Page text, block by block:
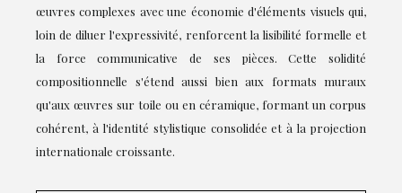
œuvres complexes avec une économie d'éléments visuels qui,
loin de diluer l'expressivité, renforcent la lisibilité formelle et
la force communicative de ses pièces. Cette solidité
compositionnelle s'étend aussi bien aux formats muraux
qu'aux œuvres sur toile ou en céramique, formant un corpus
cohérent, à l'identité stylistique consolidée et à la projection
internationale croissante.